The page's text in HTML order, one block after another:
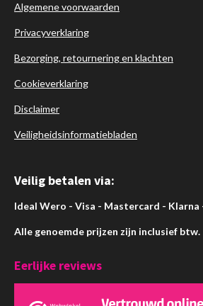
Algemene voorwaarden
Privacyverklaring
Bezorging, retournering en klachten
Cookieverklaring
Disclaimer
Veiligheidsinformatiebladen
Veilig betalen via:
Ideal Wero - Visa - Mastercard - Klarna
Alle genoemde prijzen zijn inclusief btw.
Eerlijke reviews